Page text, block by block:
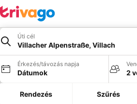
Úti cél
Villacher Alpenstraße, Villach
Érkezés/távozás napja
Dátumok 2
Rendezés Szűrés